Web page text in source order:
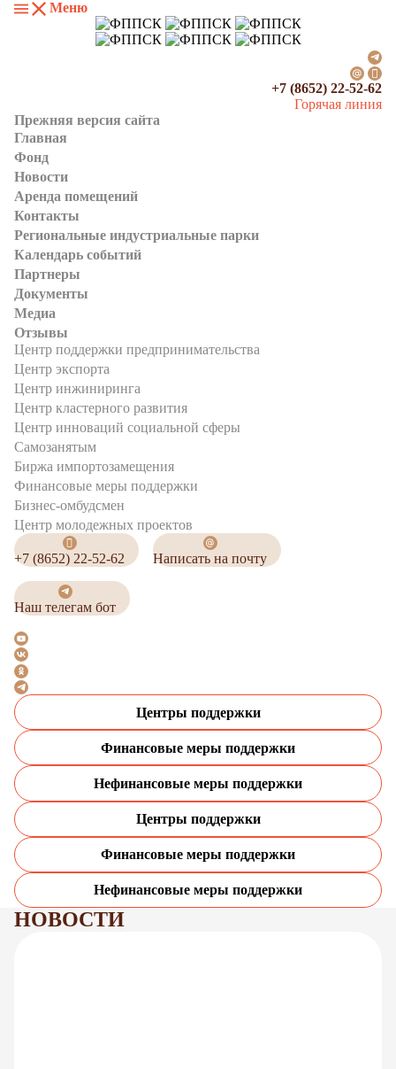
Меню
+7 (8652) 22-52-62
Горячая линия
Прежняя версия сайта
Главная
Фонд
Новости
Аренда помещений
Контакты
Региональные индустриальные парки
Календарь событий
Партнеры
Документы
Медиа
Отзывы
Центр поддержки предпринимательства
Центр экспорта
Центр инжиниринга
Центр кластерного развития
Центр инноваций социальной сферы
Cамозанятым
Биржа импортозамещения
Финансовые меры поддержки
Бизнес-омбудсмен
Центр молодежных проектов
+7 (8652) 22-52-62 Написать на почту
Наш телегам бот
Центры поддержки
Финансовые меры поддержки
Нефинансовые меры поддержки
Центры поддержки
Финансовые меры поддержки
Нефинансовые меры поддержки
НОВОСТИ